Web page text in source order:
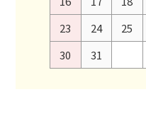
23
24 25
30
31